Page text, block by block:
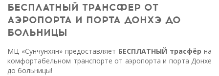
БЕСПЛАТНЫЙ ТРАНСФЕР ОТ
АЭРОПОРТА И ПОРТА ДОНХЭ ДО
БОЛЬНИЦЫ
МЦ «Сунчунхян» предоставляет БЕСПЛАТНЫЙ трасфёр на
комфортабельном транспорте от аэропорта и порта Донхе
до больницы!